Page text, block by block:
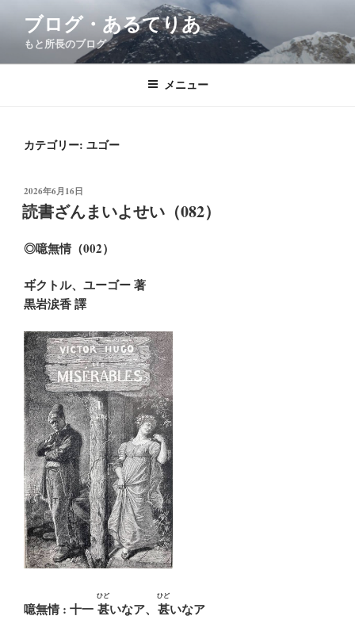
ン
ブログ・あるてりあ
もと所長のブログ
メニュー
カテゴリー: ユゴー
投
稿
日:
2026年6月16日
読書ざんまいよせい（082）
◎噫無情（002）
ヸクトル、ユーゴー 著
黒岩涙香 譯
噫無情 : 十一 甚
ひど
いなア、 甚
ひど
いなア